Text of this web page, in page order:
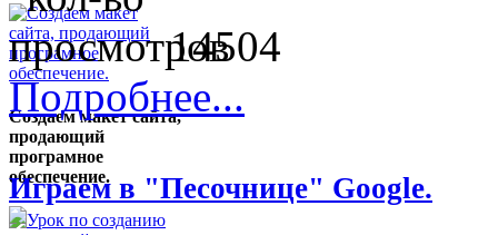
Создаем макет сайта,
продающий
програмное
обеспечение.
14504
Подробнее...
Играем в "Песочнице" Google.